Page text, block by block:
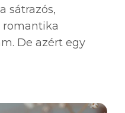
sátrazós,
romantika
De azért egy